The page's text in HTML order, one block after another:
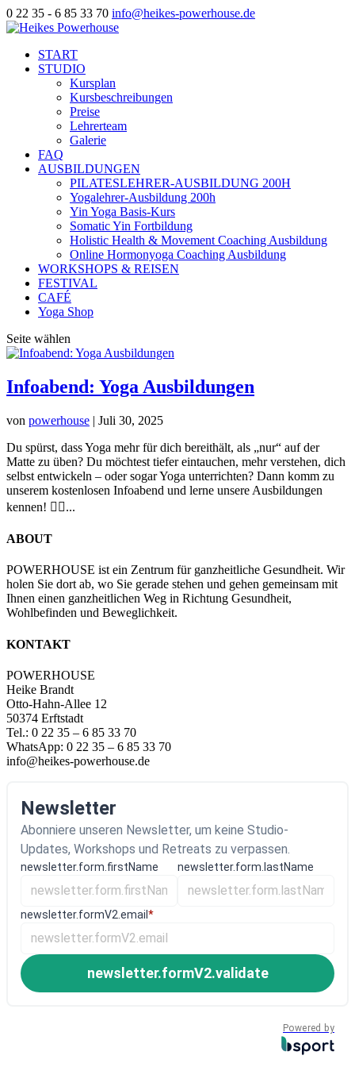
0 22 35 - 6 85 33 70 info@heikes-powerhouse.de
START
STUDIO
Kursplan
Kursbeschreibungen
Preise
Lehrerteam
Galerie
FAQ
AUSBILDUNGEN
PILATESLEHRER-AUSBILDUNG 200H
Yogalehrer-Ausbildung 200h
Yin Yoga Basis-Kurs
Somatic Yin Fortbildung
Holistic Health & Movement Coaching Ausbildung
Online Hormonyoga Coaching Ausbildung
WORKSHOPS & REISEN
FESTIVAL
CAFÉ
Yoga Shop
Seite wählen
Infoabend: Yoga Ausbildungen
von powerhouse | Juli 30, 2025
Du spürst, dass Yoga mehr für dich bereithält, als „nur“ auf der
Matte zu üben? Du möchtest tiefer eintauchen, mehr verstehen, dich
selbst entwickeln – oder sogar Yoga unterrichten? Dann komm zu
unserem kostenlosen Infoabend und lerne unsere Ausbildungen
kennen! 🧘‍♀️...
ABOUT
POWERHOUSE ist ein Zentrum für ganzheitliche Gesundheit. Wir
holen Sie dort ab, wo Sie gerade stehen und gehen gemeinsam mit
Ihnen einen ganzheitlichen Weg in Richtung Gesundheit,
Wohlbefinden und Beweglichkeit.
KONTAKT
POWERHOUSE
Heike Brandt
Otto-Hahn-Allee 12
50374 Erftstadt
Tel.: 0 22 35 – 6 85 33 70
WhatsApp: 0 22 35 – 6 85 33 70
info@heikes-powerhouse.de
Newsletter
Abonniere unseren Newsletter, um keine Studio-
Updates, Workshops und Retreats zu verpassen.
newsletter.form.firstName newsletter.form.lastName
newsletter.formV2.email *
newsletter.formV2.validate
Powered by